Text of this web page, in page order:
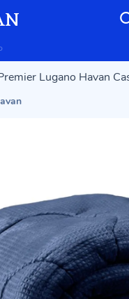
Lugano Havan